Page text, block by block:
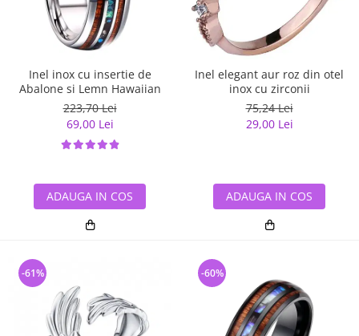
Inel inox cu insertie de
Abalone si Lemn Hawaiian
223,70 Lei
69,00 Lei
ADAUGA IN COS
Inel elegant aur roz din otel
inox cu zirconii
75,24 Lei
29,00 Lei
ADAUGA IN COS
-61% -60%